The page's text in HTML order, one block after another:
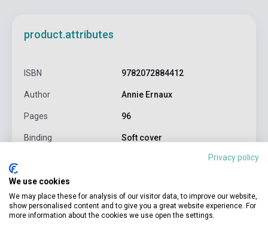
product.attributes
ISBN 9782072884412
Author Annie Ernaux
Pages 96
Binding Soft cover
Date of publication
Format Book
Privacy policy
We use cookies
We may place these for analysis of our visitor data, to improve our website,
show personalised content and to give you a great website experience. For
more information about the cookies we use open the settings.